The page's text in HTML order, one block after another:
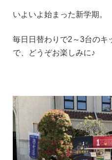
いよいよ始まった新学期。
毎日日替わりで2～3台のキ
で、どうぞお楽しみに♪